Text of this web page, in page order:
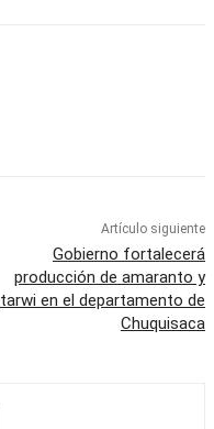
Artículo siguiente
Gobierno fortalecerá
producción de amaranto y
tarwi en el departamento de
Chuquisaca